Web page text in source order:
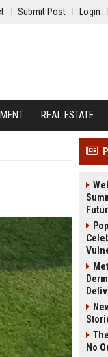
Submit Post Login
REAL ESTATE
No